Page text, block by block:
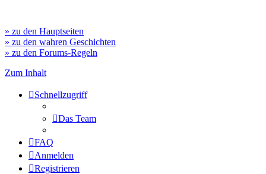
» zu den Hauptseiten
» zu den wahren Geschichten
» zu den Forums-Regeln
Zum Inhalt
Schnellzugriff
Das Team
FAQ
Anmelden
Registrieren